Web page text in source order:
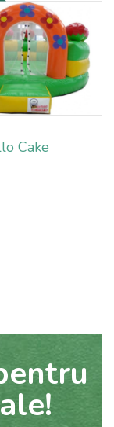
Cake